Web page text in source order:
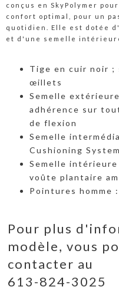
conçus en SkyPolymer
confort optimal, pour un
quotidien. Elle est dotée
et d'une semelle
Tige en cuir noir ;
œillets
Semelle
adhérence sur
de flexion
Semelle
Cushioning
Semelle
voûte plantaire
Pointures homme
Pour plus
modèle, vous
contacter au
613-824-3025